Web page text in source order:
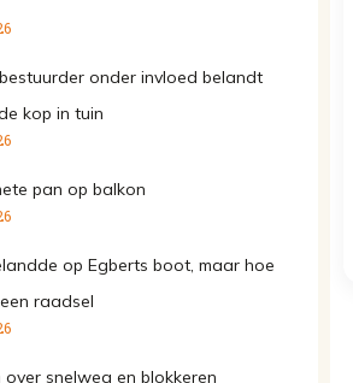
onder invloed belandt
kop in tuin
pan op balkon
op Egberts boot, maar hoe
raadsel
over snelweg en blokkeren